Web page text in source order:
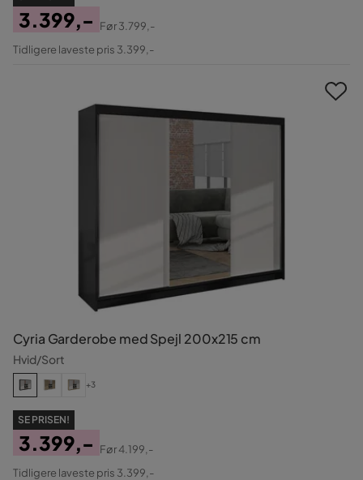
Pris
3.399,-
Original
Før3.799,-
Tidligere laveste pris 3.399,-
Cyria Garderobe med Spejl 200x215 cm
Hvid/Sort
+3
SE PRISEN!
Pris
3.399,-
Original
Før4.199,-
Tidligere laveste pris 3.399,-